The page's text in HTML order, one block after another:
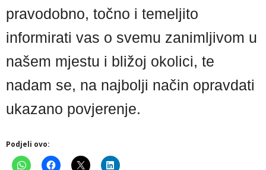
pravodobno, točno i temeljito
informirati vas o svemu zanimljivom u
našem mjestu i bližoj okolici, te
nadam se, na najbolji način opravdati
ukazano povjerenje.
Podjeli ovo: